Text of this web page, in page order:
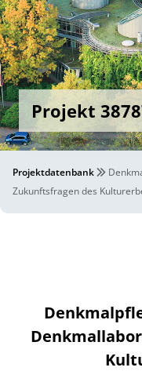
Projekt
Projektdatenbank
Zukunftsfragen des